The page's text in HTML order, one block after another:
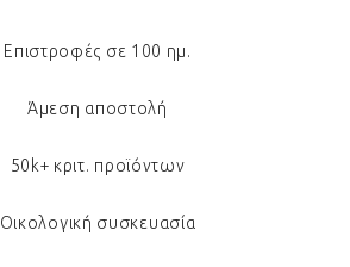
Επιστροφές σε 100 ημ.
Άμεση αποστολή
50k+ κριτ. προϊόντων
Οικολογική συσκευασία